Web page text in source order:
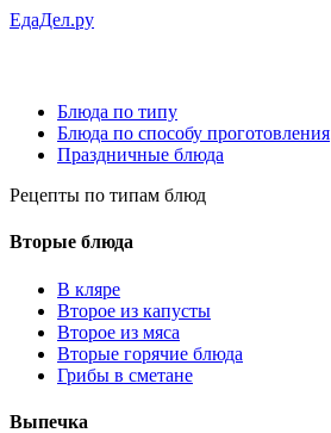
ЕдаДел.ру
Блюда по типу
Блюда по способу проготовления
Праздничные блюда
Рецепты по типам блюд
Вторые блюда
В кляре
Второе из капусты
Второе из мяса
Вторые горячие блюда
Грибы в сметане
Выпечка